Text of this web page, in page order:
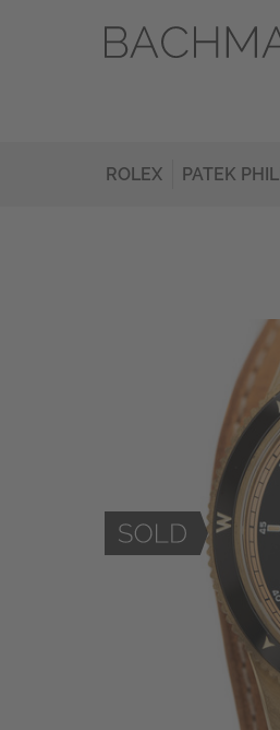
ROLEX PATEK